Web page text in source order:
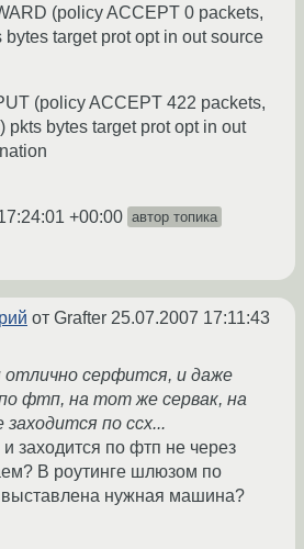
(policy ACCEPT 0 packets,
bytes target prot opt in out source
(policy ACCEPT 422 packets,
pkts bytes target prot opt in out
+00:00 автор топика
от Grafter 25.07.2007 17:11:43
отлично серфится, и даже
фтп, на тот же сервак, на
по ссх...
заходится по фтп не через
В роутинге шлюзом по
нужная машина?